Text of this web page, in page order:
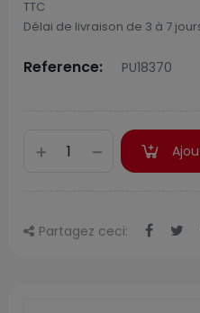
TTC
Délai de livraison de 3 à 7
Reference: PU18370
Partagez ceci: